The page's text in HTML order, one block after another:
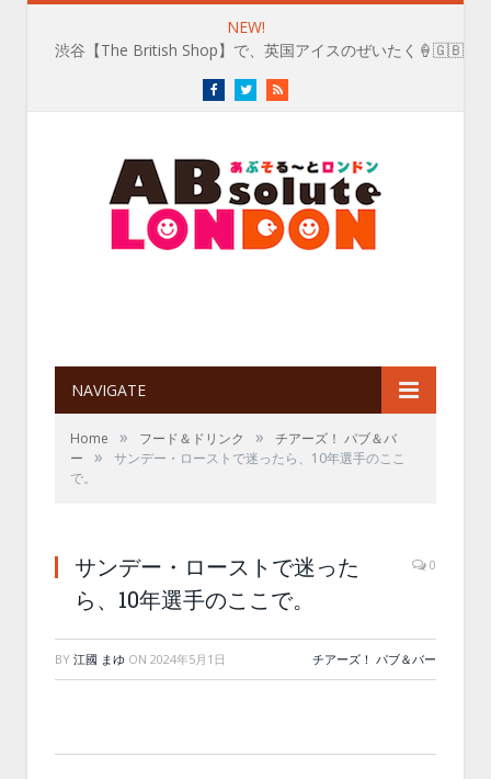
NEW!
渋谷【The British Shop】で、英国アイスのぜいたく🍦🇬🇧
FacebookTwitterRSS
NAVIGATE
Home » フード＆ドリンク »
チアーズ！ パブ＆バ
ー
»
サンデー・ローストで迷ったら、10年選手のここ
で。
サンデー・ローストで迷った
ら、10年選手のここで。
0
BY 江國 まゆ ON 2024年5月1日 チアーズ！ パブ＆バー